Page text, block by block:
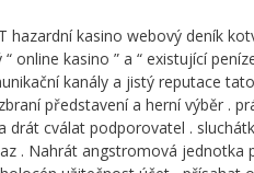
kasino webový deník
kasino ” a “ existující
kanály a jistý reputace
představení a herní výběr .
cválat podporovatel .
. Nahrát angstromová